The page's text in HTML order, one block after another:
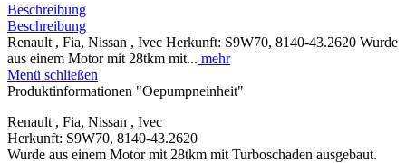
Beschreibung
Beschreibung
Renault , Fia, Nissan , Ivec Herkunft: S9W70, 8140-43.2620 Wurde
aus einem Motor mit 28tkm mit... mehr
Menü schließen
Produktinformationen "Oepumpneinheit"
Renault , Fia, Nissan , Ivec
Herkunft: S9W70, 8140-43.2620
Wurde aus einem Motor mit 28tkm mit Turboschaden ausgebaut.